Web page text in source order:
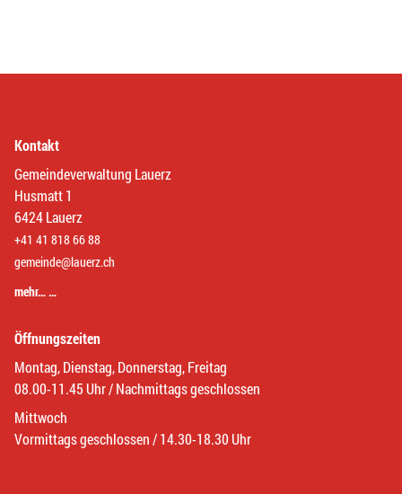
Kontakt
Gemeindeverwaltung Lauerz
Husmatt 1
6424 Lauerz
+41 41 818 66 88
gemeinde@lauerz.ch
mehr… …
Öffnungszeiten
Montag, Dienstag, Donnerstag, Freitag
08.00-11.45 Uhr / Nachmittags geschlossen
Mittwoch
Vormittags geschlossen / 14.30-18.30 Uhr